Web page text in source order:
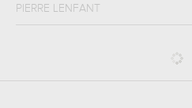
PIERRE LENFANT